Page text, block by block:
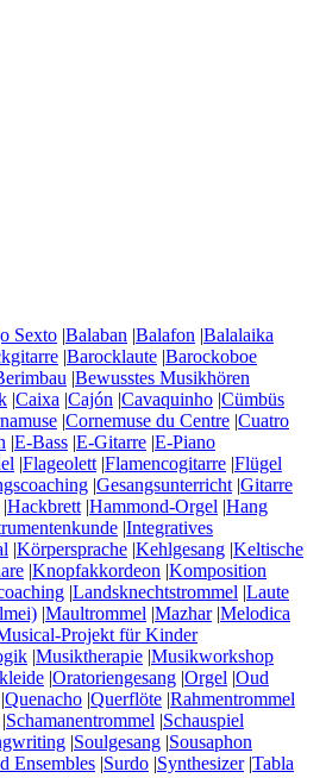
Sexto |Balaban |Balafon |Balalaika
|Barocklaute |Barockoboe
|Bewusstes Musikhören
|Caixa |Cajón |Cavaquinho |Cümbüs
|Cornemuse du Centre |Cuatro
|E-Bass |E-Gitarre |E-Piano
|Flageolett|Flamencogitarre |Flügel
|Gesangsunterricht|Gitarre
|Hackbrett|Hammond-Orgel |Hang
|Integratives
|Körpersprache |Kehlgesang |Keltische
|Knopfakkordeon |Komposition
|Landsknechtstrommel |Laute
|Maultrommel |Mazhar|Melodica
Projekt für Kinder
|Musiktherapie |Musikworkshop
|Oratoriengesang |Orgel |Oud
|Quenacho |Querflöte |Rahmentrommel
|Schamanentrommel |Schauspiel
|Soulgesang |Sousaphon
Ensembles |Surdo |Synthesizer|Tabla